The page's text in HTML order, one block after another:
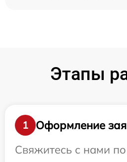
Этапы
1
Оформление
Свяжитесь с нами